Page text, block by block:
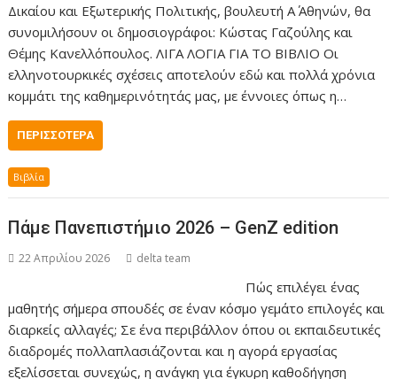
Δικαίου και Εξωτερικής Πολιτικής, βουλευτή Α΄ Αθηνών, θα
συνομιλήσουν οι δημοσιογράφοι: Κώστας Γαζούλης και
Θέμης Κανελλόπουλος. ΛΙΓΑ ΛΟΓΙΑ ΓΙΑ ΤΟ ΒΙΒΛΙΟ Οι
ελληνοτουρκικές σχέσεις αποτελούν εδώ και πολλά χρόνια
κοµµάτι της καθηµερινότητάς µας, µε έννοιες όπως η…
ΠΕΡΙΣΣΌΤΕΡΑ
Βιβλία
Πάμε Πανεπιστήμιο 2026 – GenZ edition
22 Απριλίου 2026 delta team
Πώς επιλέγει ένας
μαθητής σήμερα σπουδές σε έναν κόσμο γεμάτο επιλογές και
διαρκείς αλλαγές; Σε ένα περιβάλλον όπου οι εκπαιδευτικές
διαδρομές πολλαπλασιάζονται και η αγορά εργασίας
εξελίσσεται συνεχώς, η ανάγκη για έγκυρη καθοδήγηση